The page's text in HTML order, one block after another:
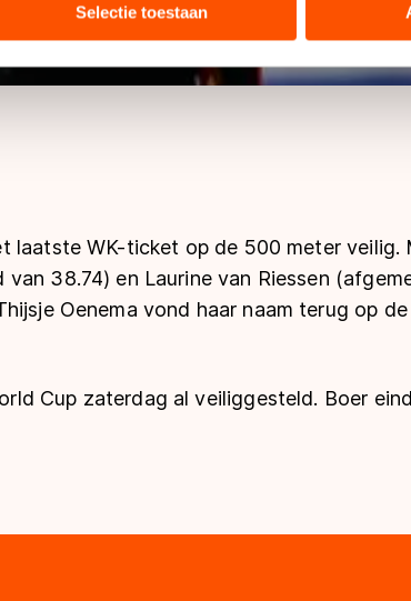
gegevens die u aan hen heeft verstrekt of die
doorgeven aan landen buiten de EU, zoals
de GDPR. Door op ‘Toestaan’ te klikken, stemt u
.
Selectie toestaan
laatste WK-ticket op de 500 meter veilig.
38.74) en Laurine van Riessen
Oenema vond haar naam terug op
Cup zaterdag al veiliggesteld. Boer